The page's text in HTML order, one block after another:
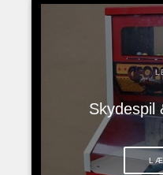
Skydespil